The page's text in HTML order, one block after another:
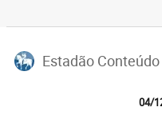
Estadão Conteúdo
04/